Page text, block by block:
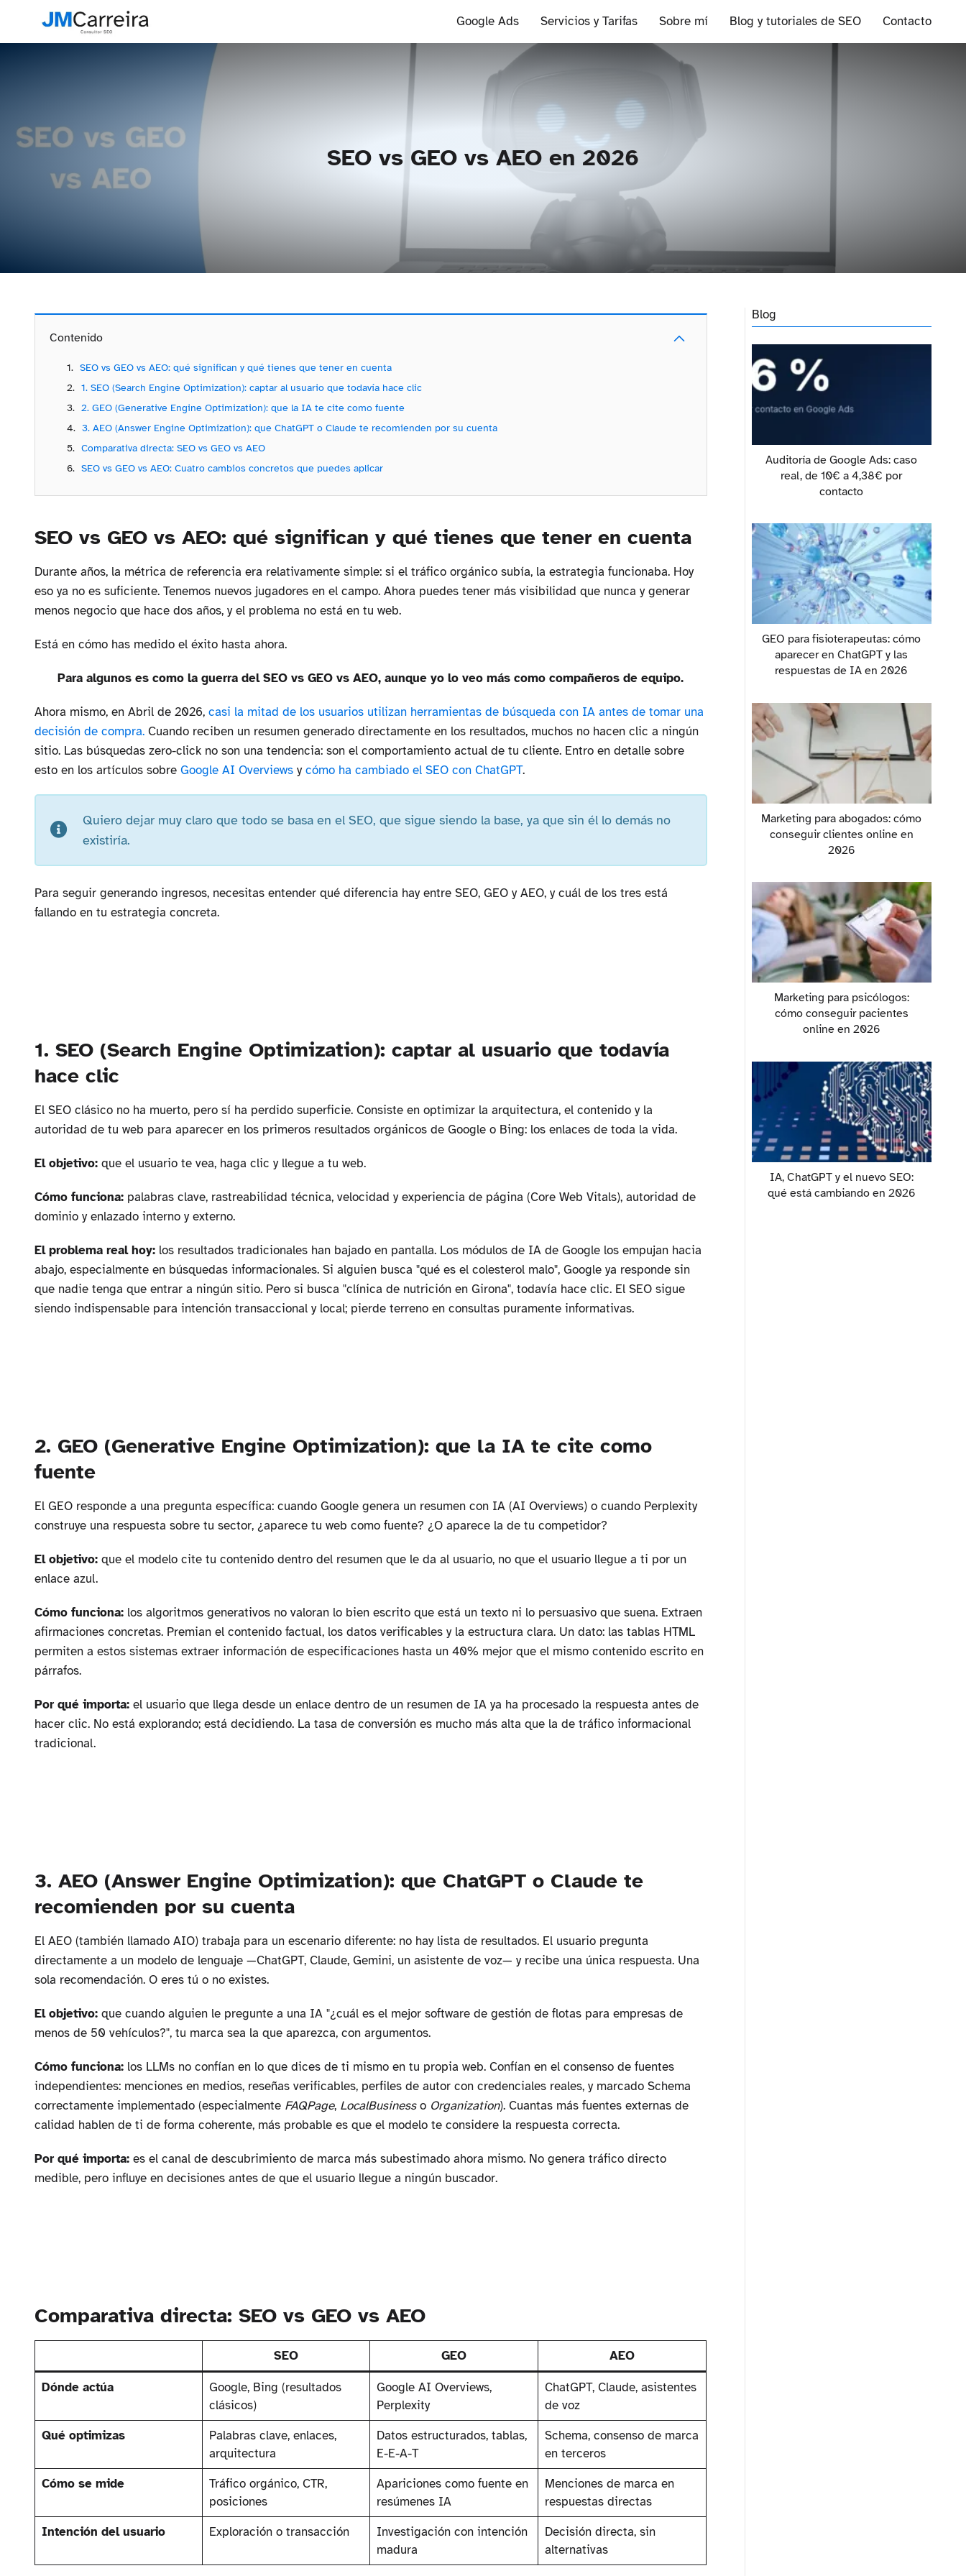
Google Ads Servicios y Tarifas Sobre mí Blog y tutoriales de SEO Contacto
SEO vs GEO vs AEO en 2026
Contenido
SEO vs GEO vs AEO: qué significan y qué tienes que tener en cuenta
1. SEO (Search Engine Optimization): captar al usuario que todavía hace clic
2. GEO (Generative Engine Optimization): que la IA te cite como fuente
3. AEO (Answer Engine Optimization): que ChatGPT o Claude te recomienden por su cuenta
Comparativa directa: SEO vs GEO vs AEO
SEO vs GEO vs AEO: Cuatro cambios concretos que puedes aplicar
SEO vs GEO vs AEO: qué significan y qué tienes que tener en cuenta
Durante años, la métrica de referencia era relativamente simple: si el tráfico orgánico subía, la estrategia funcionaba. Hoy
eso ya no es suficiente. Tenemos nuevos jugadores en el campo. Ahora puedes tener más visibilidad que nunca y generar
menos negocio que hace dos años, y el problema no está en tu web.
Está en cómo has medido el éxito hasta ahora.
Para algunos es como la guerra del SEO vs GEO vs AEO, aunque yo lo veo más como compañeros de equipo.
Ahora mismo, en Abril de 2026, casi la mitad de los usuarios utilizan herramientas de búsqueda con IA antes de tomar una
decisión de compra. Cuando reciben un resumen generado directamente en los resultados, muchos no hacen clic a ningún
sitio. Las búsquedas zero-click no son una tendencia: son el comportamiento actual de tu cliente. Entro en detalle sobre
esto en los artículos sobre Google AI Overviews ycómo ha cambiado el SEO con ChatGPT.
Quiero dejar muy claro que todo se basa en el SEO, que sigue siendo la base, ya que sin él lo demás no
existiría.
Para seguir generando ingresos, necesitas entender qué diferencia hay entre SEO, GEO y AEO, y cuál de los tres está
fallando en tu estrategia concreta.
1. SEO (Search Engine Optimization): captar al usuario que todavía
hace clic
El SEO clásico no ha muerto, pero sí ha perdido superficie. Consiste en optimizar la arquitectura, el contenido y la
autoridad de tu web para aparecer en los primeros resultados orgánicos de Google o Bing: los enlaces de toda la vida.
El objetivo: que el usuario te vea, haga clic y llegue a tu web.
Cómo funciona: palabras clave, rastreabilidad técnica, velocidad y experiencia de página (Core Web Vitals), autoridad de
dominio y enlazado interno y externo.
El problema real hoy: los resultados tradicionales han bajado en pantalla. Los módulos de IA de Google los empujan hacia
abajo, especialmente en búsquedas informacionales. Si alguien busca "qué es el colesterol malo", Google ya responde sin
que nadie tenga que entrar a ningún sitio. Pero si busca "clínica de nutrición en Girona", todavía hace clic. El SEO sigue
siendo indispensable para intención transaccional y local; pierde terreno en consultas puramente informativas.
2. GEO (Generative Engine Optimization): que la IA te cite como
fuente
El GEO responde a una pregunta específica: cuando Google genera un resumen con IA (AI Overviews) o cuando Perplexity
construye una respuesta sobre tu sector, ¿aparece tu web como fuente? ¿O aparece la de tu competidor?
El objetivo: que el modelo cite tu contenido dentro del resumen que le da al usuario, no que el usuario llegue a ti por un
enlace azul.
Cómo funciona: los algoritmos generativos no valoran lo bien escrito que está un texto ni lo persuasivo que suena. Extraen
afirmaciones concretas. Premian el contenido factual, los datos verificables y la estructura clara. Un dato: las tablas HTML
permiten a estos sistemas extraer información de especificaciones hasta un 40% mejor que el mismo contenido escrito en
párrafos.
Por qué importa: el usuario que llega desde un enlace dentro de un resumen de IA ya ha procesado la respuesta antes de
hacer clic. No está explorando; está decidiendo. La tasa de conversión es mucho más alta que la de tráfico informacional
tradicional.
3. AEO (Answer Engine Optimization): que ChatGPT o Claude te
recomienden por su cuenta
El AEO (también llamado AIO) trabaja para un escenario diferente: no hay lista de resultados. El usuario pregunta
directamente a un modelo de lenguaje —ChatGPT, Claude, Gemini, un asistente de voz— y recibe una única respuesta. Una
sola recomendación. O eres tú o no existes.
El objetivo: que cuando alguien le pregunte a una IA "¿cuál es el mejor software de gestión de flotas para empresas de
menos de 50 vehículos?", tu marca sea la que aparezca, con argumentos.
Cómo funciona: los LLMs no confían en lo que dices de ti mismo en tu propia web. Confían en el consenso de fuentes
independientes: menciones en medios, reseñas verificables, perfiles de autor con credenciales reales, y marcado Schema
correctamente implementado (especialmente FAQPage, LocalBusinesso Organization). Cuantas más fuentes externas de
calidad hablen de ti de forma coherente, más probable es que el modelo te considere la respuesta correcta.
Por qué importa: es el canal de descubrimiento de marca más subestimado ahora mismo. No genera tráfico directo
medible, pero influye en decisiones antes de que el usuario llegue a ningún buscador.
Comparativa directa: SEO vs GEO vs AEO
SEO GEO AEO
Dónde actúa
Google, Bing (resultados
clásicos)
Google AI Overviews,
Perplexity
ChatGPT, Claude, asistentes
de voz
Qué optimizas
Palabras clave, enlaces,
arquitectura
Datos estructurados, tablas,
E-E-A-T
Schema, consenso de marca
en terceros
Cómo se mide
Tráfico orgánico, CTR,
posiciones
Apariciones como fuente en
resúmenes IA
Menciones de marca en
respuestas directas
Intención del usuario
Exploración o transacción
Investigación con intención
madura
Decisión directa, sin
alternativas
Blog
Auditoría de Google Ads: caso
real, de 10€ a 4,38€ por
contacto
GEO para fisioterapeutas: cómo
aparecer en ChatGPT y las
respuestas de IA en 2026
Marketing para abogados: cómo
conseguir clientes online en
2026
Marketing para psicólogos:
cómo conseguir pacientes
online en 2026
IA, ChatGPT y el nuevo SEO:
qué está cambiando en 2026